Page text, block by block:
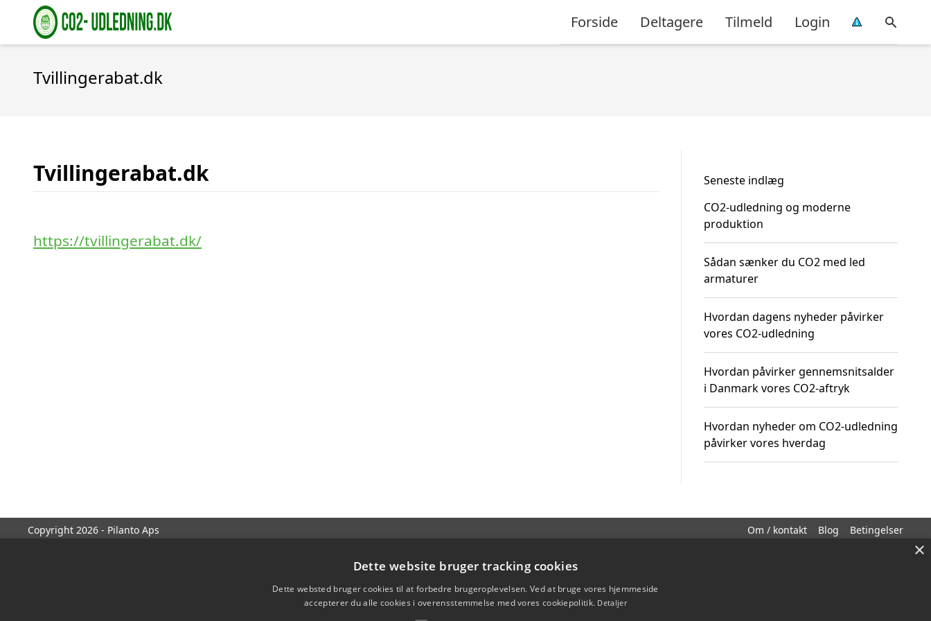
Forside Deltagere Tilmeld Login
Tvillingerabat.dk
Tvillingerabat.dk
https://tvillingerabat.dk/
Seneste indlæg
CO2-udledning og moderne
produktion
Sådan sænker du CO2 med led
armaturer
Hvordan dagens nyheder påvirker
vores CO2-udledning
Hvordan påvirker gennemsnitsalder
i Danmark vores CO2-aftryk
Hvordan nyheder om CO2-udledning
påvirker vores hverdag
Copyright 2026 - Pilanto Aps Om / kontakt Blog Betingelser
×
Dette website bruger tracking cookies
Dette websted bruger cookies til at forbedre brugeroplevelsen. Ved at bruge vores hjemmeside
accepterer du alle cookies i overensstemmelse med vores cookiepolitik. Detaljer